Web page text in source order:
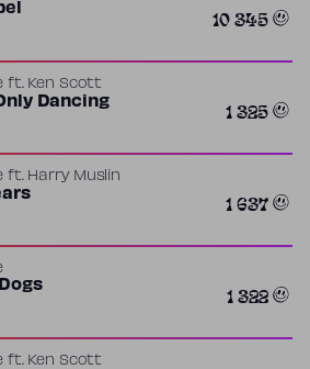
10 345
ft. Ken Scott
Dancing 1 325
ft. Harry Muslin
1 637
1 322
ft. Ken Scott